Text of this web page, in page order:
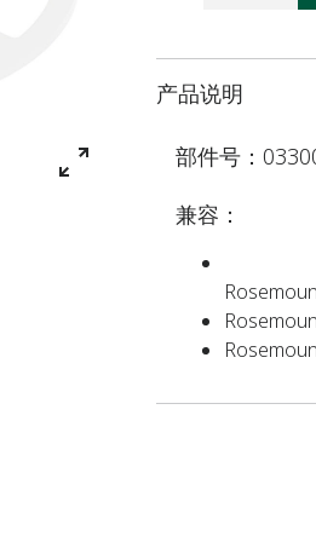
产品说明
部件号：
兼容：